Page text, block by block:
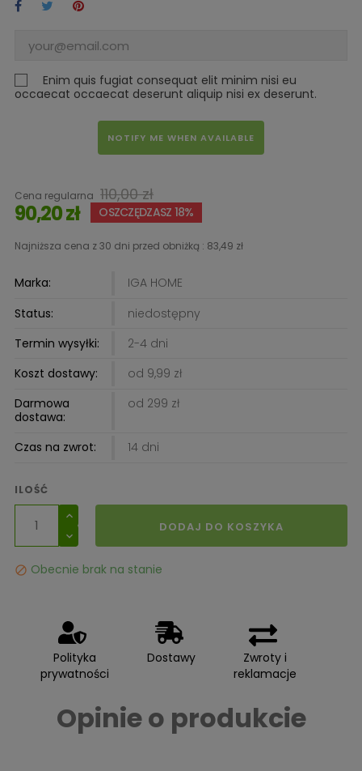
Enim quis fugiat consequat elit minim nisi eu
occaecat occaecat deserunt aliquip nisi ex deserunt.
NOTIFY ME WHEN AVAILABLE
Cena regularna 110,00 zł
90,20 zł OSZCZĘDZASZ 18%
Najniższa cena z 30 dni przed obniżką : 83,49 zł
Marka:
IGA HOME
Status:
niedostępny
Termin wysyłki:
2-4 dni
Koszt dostawy:
od 9,99 zł
Darmowa
dostawa:
od 299 zł
Czas na zwrot: 14 dni
ILOŚĆ
DODAJ DO KOSZYKA
 Obecnie brak na stanie
Polityka
prywatności
Dostawy
Zwroty i
reklamacje
Opinie o produkcie